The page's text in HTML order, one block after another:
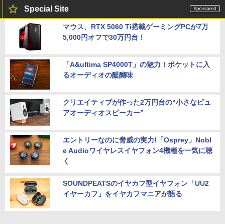
Special Site
マウス、RTX 5060 Ti搭載ゲーミングPCが7万
5,000円オフで30万円台！
「A&ultima SP4000T」の魅力！ポケットに入
るオーディオの醍醐味
クリエイティブが作った2万円台の“小さなピュ
アオーディオスピーカー”
エントリーなのに脅威の実力!「Osprey」Nobl
e Audioワイヤレスイヤフォン4機種を一気に聴
く
SOUNDPEATSのイヤカフ型イヤフォン「UU2
イヤーカフ」をイヤカフマニアが語る